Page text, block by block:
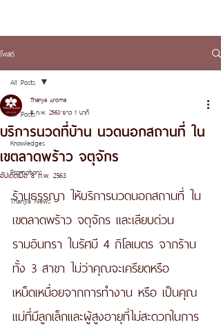
โพสต์
All Posts
Knowledges
Promotions
Thanya News
All Posts
บริการนวดที่บ้าน นวดนอกสถานที่ ใน
เขตลาดพร้าว จตุจักร
Thanya Aroma
8 ก.พ. 2563 ยาว 1 นาที
อัปเดตเมื่อ8 ก.พ. 2563
ร้านธรรญา ให้บริการนวดนอกสถานที่ ใน
เขตลาดพร้าว จตุจักร และเลียบด่วน
รามอินทรา ในรัศมี 4 กิโลเมตร จากร้าน
ทั้ง 3 สาขา ไม่ว่าคุณจะเครียดหรือ
เหน็ดเหนื่อยจากการทำงาน หรือ เป็นคุณ
แม่ที่มีลูกเล็กและผู้สูงอายุที่ไม่สะดวกในการ